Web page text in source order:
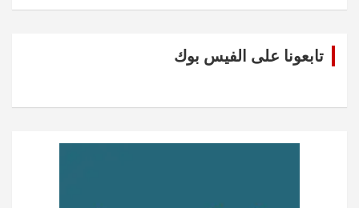
تابعونا على الفيس بوك